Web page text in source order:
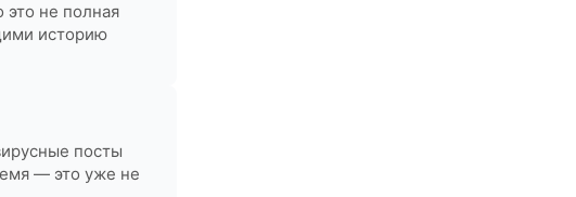
это не полная
историю
посты
— это уже не